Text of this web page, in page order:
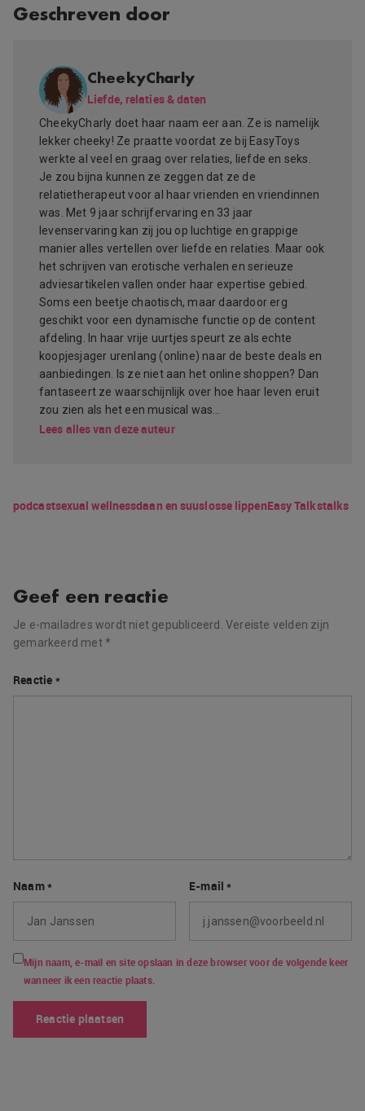
Geschreven door
CheekyCharly
Liefde, relaties & daten
CheekyCharly doet haar naam eer aan. Ze is namelijk
lekker cheeky! Ze praatte voordat ze bij EasyToys
werkte al veel en graag over relaties, liefde en seks.
Je zou bijna kunnen ze zeggen dat ze de
relatietherapeut voor al haar vrienden en vriendinnen
was. Met 9 jaar schrijfervaring en 33 jaar
levenservaring kan zij jou op luchtige en grappige
manier alles vertellen over liefde en relaties. Maar ook
het schrijven van erotische verhalen en serieuze
adviesartikelen vallen onder haar expertise gebied.
Soms een beetje chaotisch, maar daardoor erg
geschikt voor een dynamische functie op de content
afdeling. In haar vrije uurtjes speurt ze als echte
koopjesjager urenlang (online) naar de beste deals en
aanbiedingen. Is ze niet aan het online shoppen? Dan
fantaseert ze waarschijnlijk over hoe haar leven eruit
zou zien als het een musical was…
Lees alles van deze auteur
podcastsexual wellnessdaan en suuslosse lippenEasy Talkstalks
Geef een reactie
Je e-mailadres wordt niet gepubliceerd. Vereiste velden zijn
gemarkeerd met*
Reactie *
Naam* E-mail*
Mijn naam, e-mail en site opslaan in deze browser voor de volgende keer
wanneer ik een reactie plaats.